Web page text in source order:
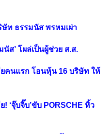
ษัท ธรรมนัส พรหมเผ่า
ส’ โผล่เป็นผู้ช่วย ส.ส.
ยคนแรก โอนหุ้น 16 บริษัท ให้
! ‘จุ๊บจิ๊บ’ขับ PORSCHE หิ้ว